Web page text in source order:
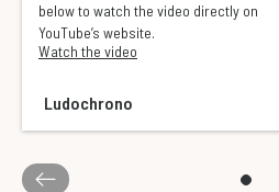
below to watch the video directly on
YouTube’s website.
Watch the video
Ludochrono